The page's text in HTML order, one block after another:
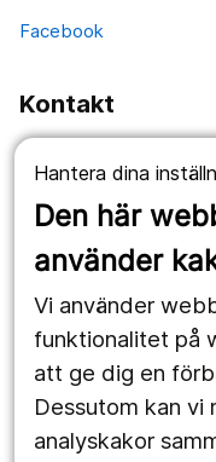
Hantera dina
Den här
använder
Vi använder
funktionalitet på
att ge dig en
Dessutom kan
analyskakor
Facebook
Kontakt
Fellingsbro:
Fellingsbro
Postadress: Box 4
Besöksadress:
Örebro: